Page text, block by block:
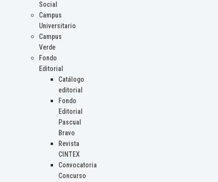
Social
Campus
Universitario
Campus
Verde
Fondo
Editorial
Catálogo
editorial
Fondo
Editorial
Pascual
Bravo
Revista
CINTEX
Convocatoria
Concurso